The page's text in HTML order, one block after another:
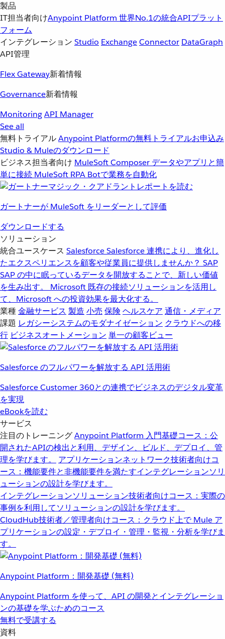
製品
IT担当者向けAnypoint Platform 世界No.1の統合APIプラット
フォーム
インテグレーション Studio ExchangeConnector DataGraph
API管理
Flex Gateway新着情報
Governance新着情報
MonitoringAPI Manager
See all
無料トライアルAnypoint Platformの無料トライアルお申込み
Studio & Muleのダウンロード
ビジネス担当者向け MuleSoft Composer データやアプリと簡
単に接続 MuleSoft RPA Botで業務を自動化
ガートナーが MuleSoft をリーダーとして評価
ダウンロードする
ソリューション
統合ユースケース SalesforceSalesforce 連携により、進化し
たエクスペリエンスを顧客や従業員に提供しませんか？ SAP
SAP の中に眠っているデータを開放することで、新しい価値
を生み出す。
Microsoft 既存の接続ソリューションを活用し
て、Microsoft への投資効果を最大化する。
業種金融サービス 製造 小売 保険 ヘルスケア 通信・メディア
課題 レガシーシステムのモダナイゼーション クラウドへの移
行 ビジネスオートメーション 単一の顧客ビュー
Salesforce のフルパワーを解放する API 活用術
Salesforce Customer 360との連携でビジネスのデジタル変革
を実現
eBookを読む
サービス
注目のトレーニングAnypoint Platform 入門基礎コース：公
開されたAPIの検出と利用、デザイン、ビルド、デプロイ、管
理を学びます。
アプリケーションネットワーク技術者向けコ
ース：機能要件と非機能要件を満たすインテグレーションソリ
ューションの設計を学びます。
インテグレーションソリューション技術者向けコース：実際の
事例を利用してソリューションの設計を学びます。
CloudHub技術者／管理者向けコース：クラウド上で Mule ア
プリケーションの設定・デプロイ・管理・監視・分析を学びま
す。
Anypoint Platform：開発基礎 (無料)
Anypoint Platform を使って、API の開発とインテグレーショ
ンの基礎を学ぶためのコース
無料で受講する
資料